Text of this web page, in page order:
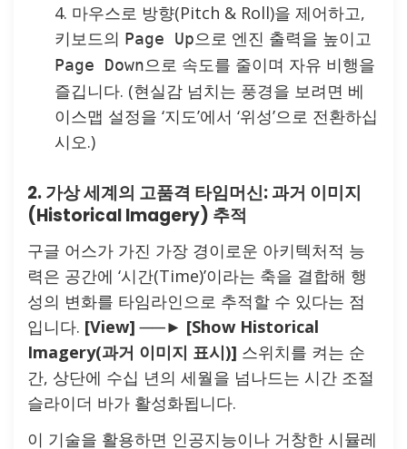
마우스로 방향(Pitch & Roll)을 제어하고,
키보드의 Page Up으로 엔진 출력을 높이고
Page Down으로 속도를 줄이며 자유 비행을
즐깁니다. (현실감 넘치는 풍경을 보려면 베
이스맵 설정을 ‘지도’에서 ‘위성’으로 전환하십
시오.)
2. 가상 세계의 고품격 타임머신: 과거 이미지
(Historical Imagery) 추적
구글 어스가 가진 가장 경이로운 아키텍처적 능
력은 공간에 ‘시간(Time)’이라는 축을 결합해 행
성의 변화를 타임라인으로 추적할 수 있다는 점
입니다. [View] ──► [Show Historical
Imagery(과거 이미지 표시)] 스위치를 켜는 순
간, 상단에 수십 년의 세월을 넘나드는 시간 조절
슬라이더 바가 활성화됩니다.
이 기술을 활용하면 인공지능이나 거창한 시뮬레